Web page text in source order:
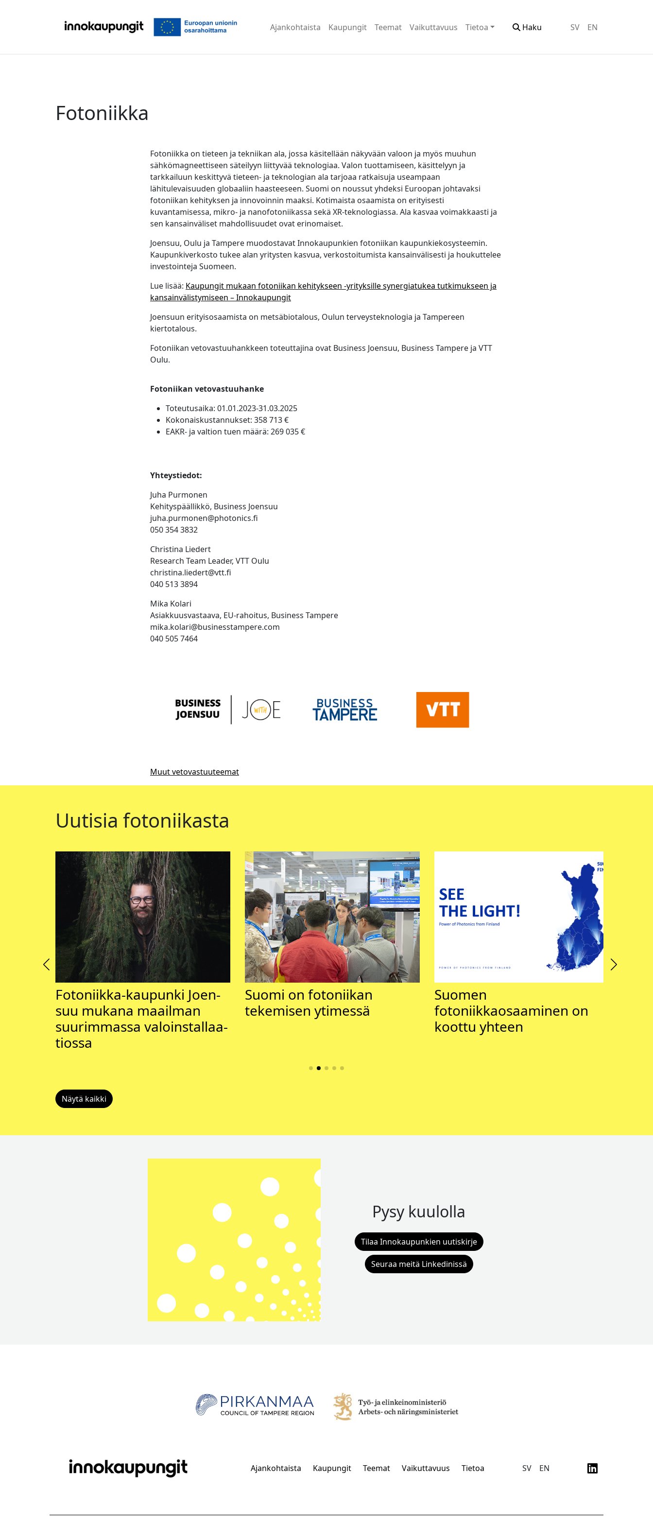
Ajankohtaista Kaupungit Teemat Vaikuttavuus Tietoa Haku SV EN
Fotoniikka
Fotoniikka on tieteen ja tekniikan ala, jossa käsitellään näkyvään valoon ja myös muuhun
sähkömagneettiseen säteilyyn liittyvää teknologiaa. Valon tuottamiseen, käsittelyyn ja
tarkkailuun keskittyvä tieteen- ja teknologian ala tarjoaa ratkaisuja useampaan
lähitulevaisuuden globaaliin haasteeseen. Suomi on noussut yhdeksi Euroopan johtavaksi
fotoniikan kehityksen ja innovoinnin maaksi. Kotimaista osaamista on erityisesti
kuvantamisessa, mikro- ja nanofotoniikassa sekä XR-teknologiassa. Ala kasvaa voimakkaasti ja
sen kansainväliset mahdollisuudet ovat erinomaiset.
Joensuu, Oulu ja Tampere muodostavat Innokaupunkien fotoniikan kaupunkiekosysteemin.
Kaupunkiverkosto tukee alan yritysten kasvua, verkostoitumista kansainvälisesti ja houkuttelee
investointeja Suomeen.
Lue lisää: Kaupungit mukaan fotoniikan kehitykseen -yrityksille synergiatukea tutkimukseen ja
kansainvälistymiseen – Innokaupungit
Joensuun erityisosaamista on metsäbiotalous, Oulun terveysteknologia ja Tampereen
kiertotalous.
Fotoniikan vetovastuuhankkeen toteuttajina ovat Business Joensuu, Business Tampere ja VTT
Oulu.
Fotoniikan vetovastuuhanke
Toteutusaika: 01.01.2023-31.03.2025
Kokonaiskustannukset: 358 713 €
EAKR- ja valtion tuen määrä: 269 035 €
Yhteystiedot:
Juha Purmonen
Kehityspäällikkö, Business Joensuu
juha.purmonen@photonics.fi
050 354 3832
Christina Liedert
Research Team Leader, VTT Oulu
christina.liedert@vtt.fi
040 513 3894
Mika Kolari
Asiakkuusvastaava, EU-rahoitus, Business Tampere
mika.kolari@businesstampere.com
040 505 7464
Muut vetovastuuteemat
Uutisia fotoniikasta
Fotoniikka-kaupunki Joen­
suu mu­ka­na maail­man
suu­rim­mas­sa va­loins­tal­laa­
tios­sa
Suomi on fotoniikan
tekemisen ytimessä
Suomen
fotoniikkaosaaminen on
koottu yhteen
Näytä kaikki
Pysy kuulolla
Tilaa Innokaupunkien uutiskirje
Seuraa meitä Linkedinissä
Ajankohtaista Kaupungit Teemat Vaikuttavuus Tietoa SV EN